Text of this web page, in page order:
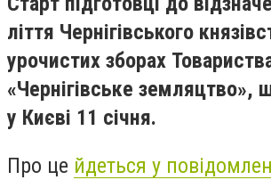
ліття Чернігівського
урочистих зборах
«Чернігівське земляцтво»,
у Києві 11 січня.
Про це йдеться у